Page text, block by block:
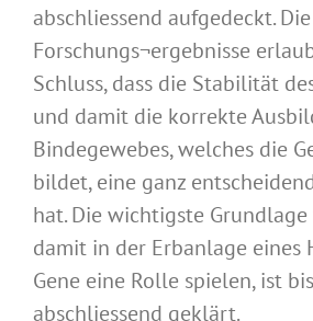
abschliessend aufgedeckt.
Forschungs¬ergebnisse
Schluss, dass die Stabilität
und damit die korrekte
Bindegewebes, welches die
bildet, eine ganz
hat. Die wichtigste
damit in der Erbanlage eines
Gene eine Rolle spielen, ist
abschliessend geklärt.